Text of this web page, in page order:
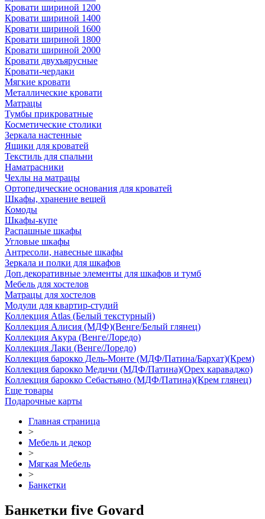
Кровати шириной 1200
Кровати шириной 1400
Кровати шириной 1600
Кровати шириной 1800
Кровати шириной 2000
Кровати двухъярусные
Кровати-чердаки
Мягкие кровати
Металлические кровати
Матрацы
Тумбы прикроватные
Косметические столики
Зеркала настенные
Ящики для кроватей
Текстиль для спальни
Наматрасники
Чехлы на матрацы
Ортопедические основания для кроватей
Шкафы, хранение вещей
Комоды
Шкафы-купе
Распашные шкафы
Угловые шкафы
Антресоли, навесные шкафы
Зеркала и полки для шкафов
Доп.декоративные элементы для шкафов и тумб
Мебель для хостелов
Матрацы для хостелов
Модули для квартир-студий
Коллекция Atlas (Белый текстурный)
Коллекция Алисия (МДФ)(Венге/Белый глянец)
Коллекция Акура (Венге/Лоредо)
Коллекция Лаки (Венге/Лоредо)
Коллекция барокко Дель-Монте (МДФ/Патина/Бархат)(Крем)
Коллекция барокко Медичи (МДФ/Патина)(Орех караваджо)
Коллекция барокко Себастьяно (МДФ/Патина)(Крем глянец)
Еще товары
Подарочные карты
Главная страница
>
Мебель и декор
>
Мягкая Мебель
>
Банкетки
Банкетки five Govard